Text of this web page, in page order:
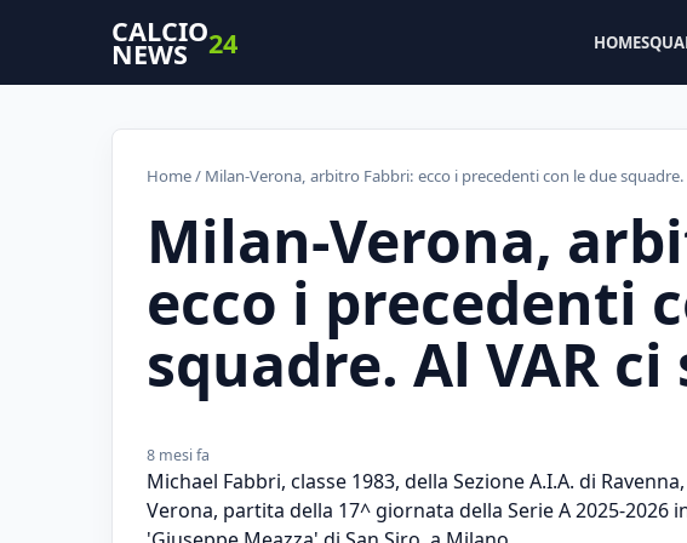
CALCIO
NEWS 24 HOME
Home/ Milan-Verona, arbitro Fabbri: ecco i precedenti con le due squadre.
Milan-Verona,
ecco i precedenti
squadre. Al VAR
8 mesi fa
Michael Fabbri, classe 1983, della Sezione A.I.A. di
Verona, partita della 17^ giornata della Serie A 2025-2026